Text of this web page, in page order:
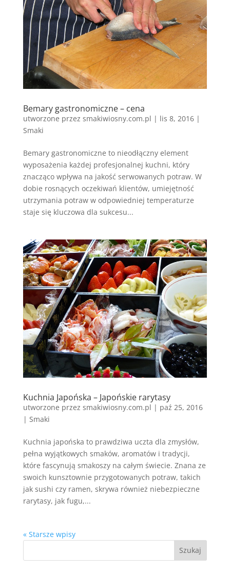
Bemary gastronomiczne – cena
utworzone przez smakiwiosny.com.pl | lis 8, 2016|
Smaki
Bemary gastronomiczne to nieodłączny element
wyposażenia każdej profesjonalnej kuchni, który
znacząco wpływa na jakość serwowanych potraw. W
dobie rosnących oczekiwań klientów, umiejętność
utrzymania potraw w odpowiedniej temperaturze
staje się kluczowa dla sukcesu...
Kuchnia Japońska – Japońskie rarytasy
utworzone przez smakiwiosny.com.pl | paź 25, 2016
| Smaki
Kuchnia japońska to prawdziwa uczta dla zmysłów,
pełna wyjątkowych smaków, aromatów i tradycji,
które fascynują smakoszy na całym świecie. Znana ze
swoich kunsztownie przygotowanych potraw, takich
jak sushi czy ramen, skrywa również niebezpieczne
rarytasy, jak fugu,...
« Starsze wpisy